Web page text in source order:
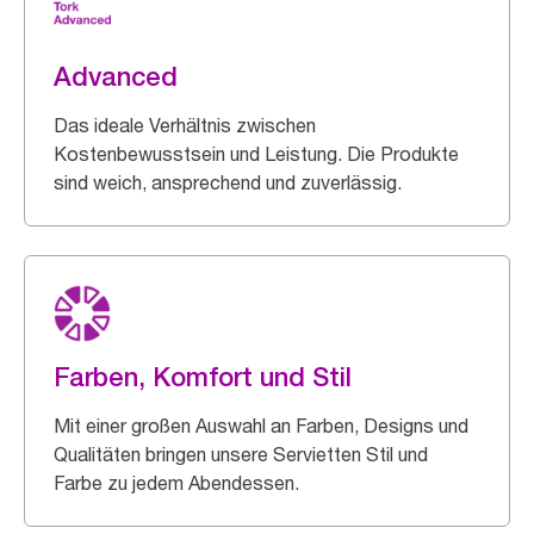
Advanced
Das ideale Verhältnis zwischen
Kostenbewusstsein und Leistung. Die Produkte
sind weich, ansprechend und zuverlässig.
Farben, Komfort und Stil
Mit einer großen Auswahl an Farben, Designs und
Qualitäten bringen unsere Servietten Stil und
Farbe zu jedem Abendessen.